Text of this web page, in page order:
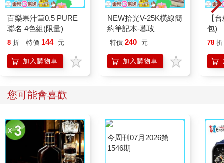
百樂果汁筆0.5 PURE
聯名 4色組(限量)
8 折 特價 144 元
加入購物車
NEW拾光V-25K橫線簡
約筆記本-暮玫
特價 240 元
加入購物車
【
包)
78 折
您可能會喜歡